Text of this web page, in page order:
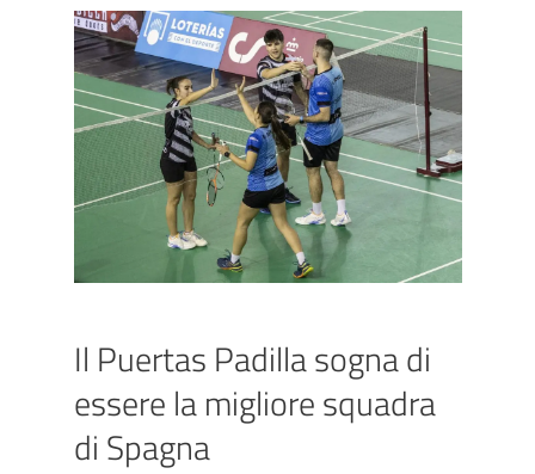
Il Puertas Padilla sogna di
essere la migliore squadra
di Spagna